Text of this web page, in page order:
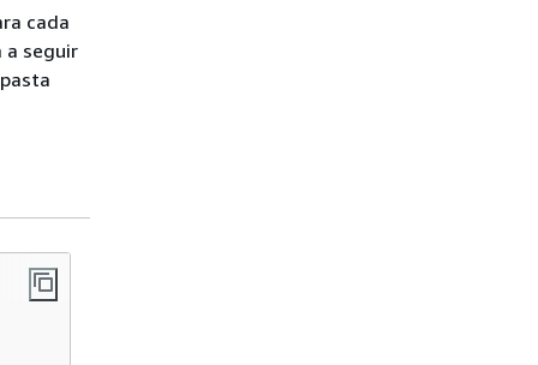
cada
a seguir